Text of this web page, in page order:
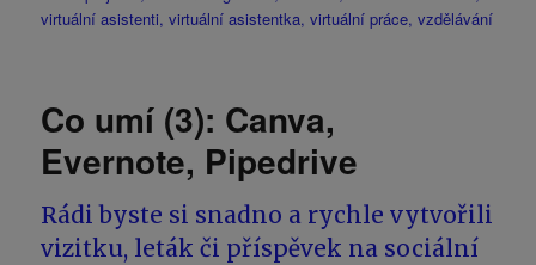
virtuální asistenti,virtuální asistentka,virtuální práce,vzdělávání
Co umí (3): Canva,
Evernote, Pipedrive
Rádi byste si snadno a rychle vytvořili
vizitku, leták či příspěvek na sociální